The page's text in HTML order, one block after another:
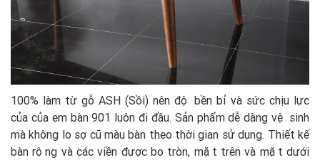
100% làm từ gỗ ASH (Sồi) nên độ bền bỉ và sức chịu lực
của của em bàn 901 luôn đi đầu. Sản phẩm dễ dàng vệ sinh
mà không lo sợ cũ màu bàn theo thời gian sử dụng. Thiết kế
bàn rộng và các viền được bo tròn, mặt trên và mặt dưới